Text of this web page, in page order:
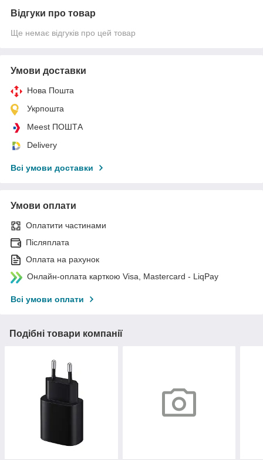
Відгуки про товар
Ще немає відгуків про цей товар
Умови доставки
Нова Пошта
Укрпошта
Meest ПОШТА
Delivery
Всі умови доставки
Умови оплати
Оплатити частинами
Післяплата
Оплата на рахунок
Онлайн-оплата карткою Visa, Mastercard - LiqPay
Всі умови оплати
Подібні товари компанії